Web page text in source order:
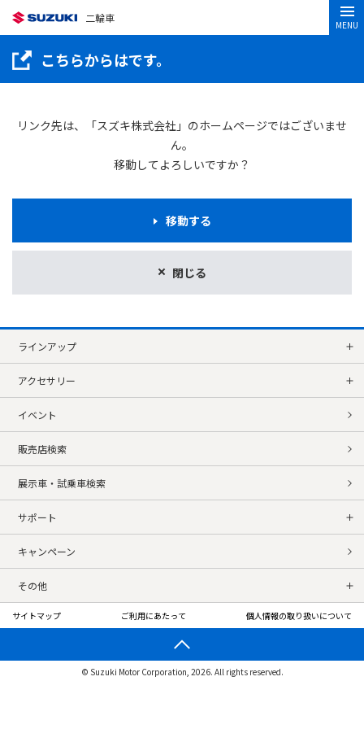
二輪車
MENU
こちらからはです。
リンク先は、「スズキ株式会社」のホームページではございませ
ん。
移動してよろしいですか？
閉じる
移動する
ラインアップ
アクセサリー
イベント
販売店検索
展示車・試乗車検索
サポート
キャンペーン
その他
サイトマップ ご利用にあたって 個人情報の取り扱いについて
© Suzuki Motor Corporation, 2026. All rights reserved.